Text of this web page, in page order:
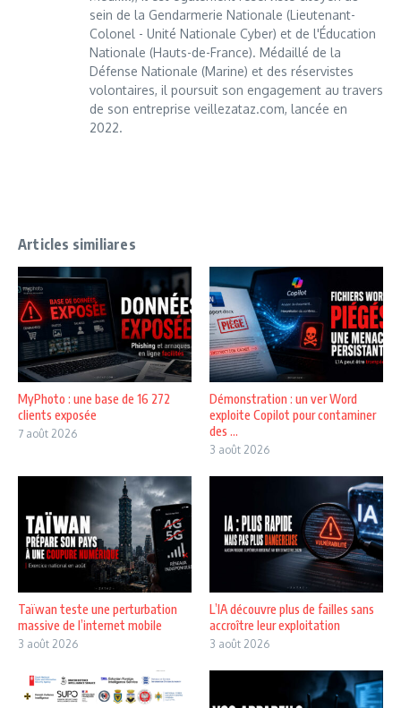
sein de la Gendarmerie Nationale (Lieutenant-
Colonel - Unité Nationale Cyber) et de l'Éducation
Nationale (Hauts-de-France). Médaillé de la
Défense Nationale (Marine) et des réservistes
volontaires, il poursuit son engagement au travers
de son entreprise veillezataz.com, lancée en
2022.
Articles similiares
MyPhoto : une base de 16 272
clients exposée
7 août 2026
Démonstration : un ver Word
exploite Copilot pour contaminer
des ...
3 août 2026
Taïwan teste une perturbation
massive de l’internet mobile
3 août 2026
L’IA découvre plus de failles sans
accroître leur exploitation
3 août 2026